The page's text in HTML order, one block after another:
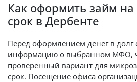
Как оформить займ
срок в Дербенте
Перед оформлением денег в долг
информацию о выбранном МФО,
проверенный вариант для
срок. Посещение офиса